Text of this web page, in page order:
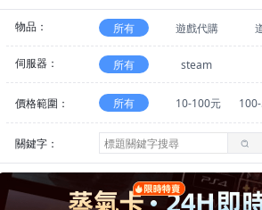
物品： 所有 遊戲代購
伺服器： 所有 steam
價格範圍： 所有 10-100元
關鍵字：